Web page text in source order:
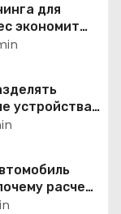
для
экономит
уборке
устройства
смешивать
расчет